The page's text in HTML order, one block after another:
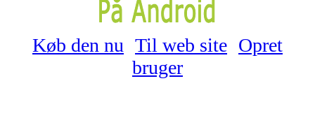
Køb den nu Til web site Opret
bruger